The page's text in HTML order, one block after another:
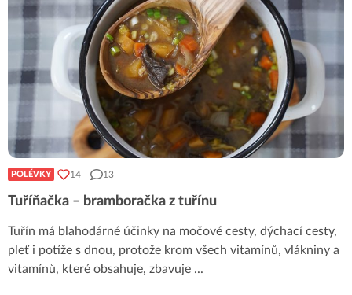
POLÉVKY 14 13
Tuříňačka – bramboračka z tuřínu
Tuřín má blahodárné účinky na močové cesty, dýchací cesty,
pleť i potíže s dnou, protože krom všech vitamínů, vlákniny a
vitamínů, které obsahuje, zbavuje ...